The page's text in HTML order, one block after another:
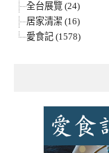
全台展覽 (24)
居家清潔 (16)
愛食記 (1578)